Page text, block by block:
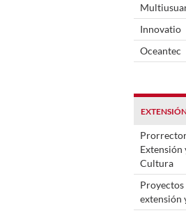
Innovatio
Oceantec
Extensión
Cultura
Proyectos
extensión